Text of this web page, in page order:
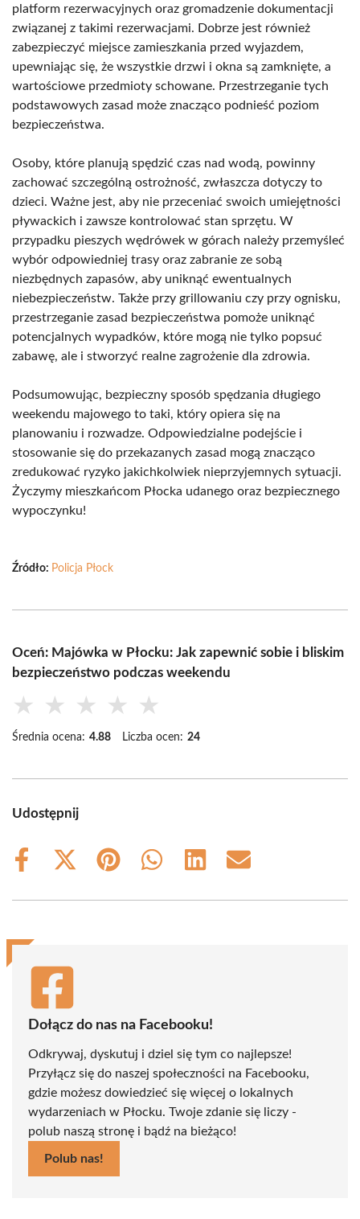
platform rezerwacyjnych oraz gromadzenie dokumentacji
związanej z takimi rezerwacjami. Dobrze jest również
zabezpieczyć miejsce zamieszkania przed wyjazdem,
upewniając się, że wszystkie drzwi i okna są zamknięte, a
wartościowe przedmioty schowane. Przestrzeganie tych
podstawowych zasad może znacząco podnieść poziom
bezpieczeństwa.
Osoby, które planują spędzić czas nad wodą, powinny
zachować szczególną ostrożność, zwłaszcza dotyczy to
dzieci. Ważne jest, aby nie przeceniać swoich umiejętności
pływackich i zawsze kontrolować stan sprzętu. W
przypadku pieszych wędrówek w górach należy przemyśleć
wybór odpowiedniej trasy oraz zabranie ze sobą
niezbędnych zapasów, aby uniknąć ewentualnych
niebezpieczeństw. Także przy grillowaniu czy przy ognisku,
przestrzeganie zasad bezpieczeństwa pomoże uniknąć
potencjalnych wypadków, które mogą nie tylko popsuć
zabawę, ale i stworzyć realne zagrożenie dla zdrowia.
Podsumowując, bezpieczny sposób spędzania długiego
weekendu majowego to taki, który opiera się na
planowaniu i rozwadze. Odpowiedzialne podejście i
stosowanie się do przekazanych zasad mogą znacząco
zredukować ryzyko jakichkolwiek nieprzyjemnych sytuacji.
Życzymy mieszkańcom Płocka udanego oraz bezpiecznego
wypoczynku!
Źródło: Policja Płock
Oceń: Majówka w Płocku: Jak zapewnić sobie i bliskim
bezpieczeństwo podczas weekendu
★ ★ ★ ★ ★
Średnia ocena: 4.88 Liczba ocen: 24
Udostępnij
Share
Share
(Twitter)
Share
Share
Share
Share
Dołącz do nas na Facebooku!
Odkrywaj, dyskutuj i dziel się tym co najlepsze!
Przyłącz się do naszej społeczności na Facebooku,
gdzie możesz dowiedzieć się więcej o lokalnych
wydarzeniach w Płocku. Twoje zdanie się liczy -
polub naszą stronę i bądź na bieżąco!
Polub nas!